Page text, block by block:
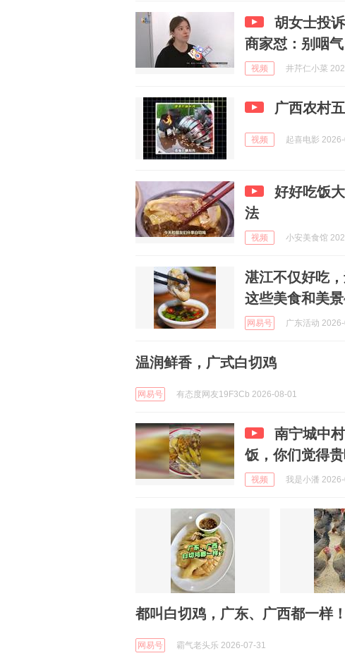
胡女士投
商家怼：别咽气
视频 井芹仁小菜
广西农村
视频 起喜电影
好好吃饭
法
视频 小安美食馆
湛江不仅好吃
这些美食和美
网易号 广东活动
温润鲜香，广式白切鸡
网易号 有态度网友19F3Cb 2026-08-01
南宁城中
饭，你们觉得贵
视频 我是小潘
都叫白切鸡，广东、广西都一样
网易号 霸气老头乐 2026-07-31